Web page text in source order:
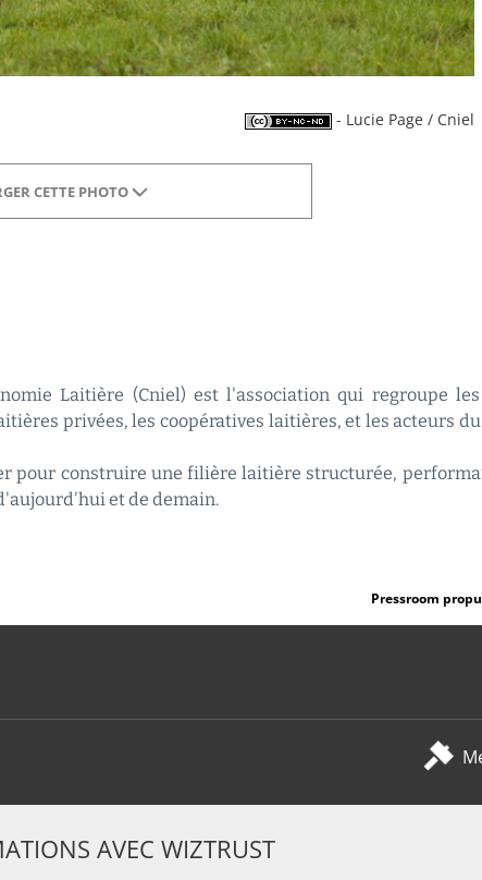
- Lucie Page / Cniel
CETTE PHOTO
Laitière (Cniel) est l'association qui regroupe
privées, les coopératives laitières, et les acteurs
pour construire une filière laitière structurée,
et de demain.
Pressroom
AVEC WIZTRUST